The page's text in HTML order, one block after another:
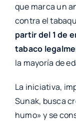
que marca un
contra el
partir del 1 de
tabaco
la mayoría de
La iniciativa,
Sunak, busca
humo» y se